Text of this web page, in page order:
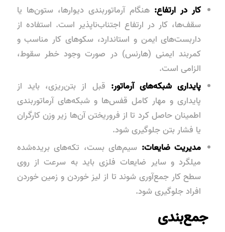
کار در ارتفاع: هنگام آرماتوربندی دیوارها، ستون‌ها یا
سقف‌ها، کار در ارتفاع اجتناب‌ناپذیر است. استفاده از
داربست‌های ایمن و استاندارد، سکوهای کار مناسب و
کمربند ایمنی (هارنس) در صورت وجود خطر سقوط،
الزامی است.
پایداری شبکه‌های آرماتور: قبل از بتن‌ریزی، باید از
پایداری و مهار کامل قفس‌ها و شبکه‌های آرماتوربندی
اطمینان حاصل کرد تا از فروریختن آن‌ها زیر وزن کارگران
یا فشار بتن جلوگیری شود.
مدیریت ضایعات: سیم‌های بست، تکه‌های بریده‌شده
میلگرد و سایر ضایعات فلزی باید به سرعت از روی
سطح کار جمع‌آوری شوند تا از لیز خوردن و زمین خوردن
افراد جلوگیری شود.
جمع‌بندی